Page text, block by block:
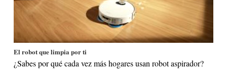
El robot que limpia por ti
¿Sabes por qué cada vez más hogares usan robot aspirador?